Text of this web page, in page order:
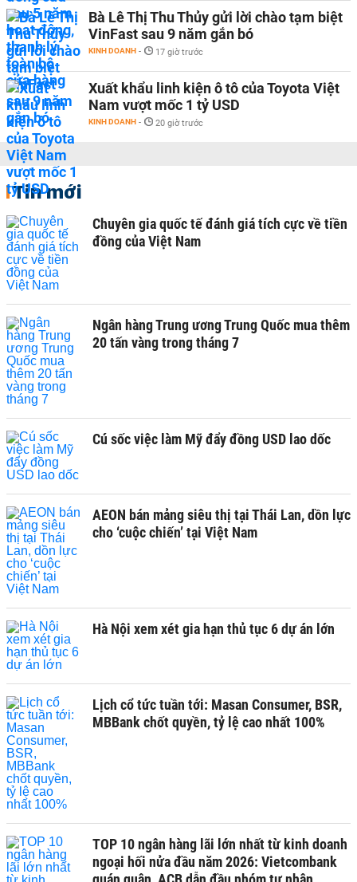
Bà Lê Thị Thu Thủy gửi lời chào tạm biệt
VinFast sau 9 năm gắn bó
KINH DOANH - 17 giờ trước
Xuất khẩu linh kiện ô tô của Toyota Việt
Nam vượt mốc 1 tỷ USD
KINH DOANH - 20 giờ trước
Tin mới
Chuyên gia quốc tế đánh giá tích cực về tiền
đồng của Việt Nam
Ngân hàng Trung ương Trung Quốc mua thêm
20 tấn vàng trong tháng 7
Cú sốc việc làm Mỹ đẩy đồng USD lao dốc
AEON bán mảng siêu thị tại Thái Lan, dồn lực
cho ‘cuộc chiến’ tại Việt Nam
Hà Nội xem xét gia hạn thủ tục 6 dự án lớn
Lịch cổ tức tuần tới: Masan Consumer, BSR,
MBBank chốt quyền, tỷ lệ cao nhất 100%
TOP 10 ngân hàng lãi lớn nhất từ kinh doanh
ngoại hối nửa đầu năm 2026: Vietcombank